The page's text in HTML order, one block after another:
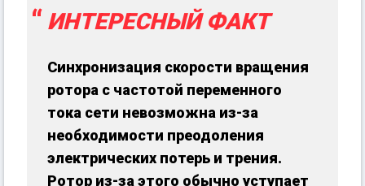
ИНТЕРЕСНЫЙ ФАКТ
Синхронизация скорости вращения
ротора с частотой переменного
тока сети невозможна из-за
необходимости преодоления
электрических потерь и трения.
Ротор из-за этого обычно уступает